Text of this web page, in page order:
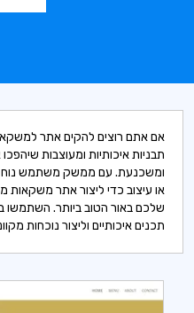
תבניות איכותיות ומעוצבות
ומשכנעת. עם ממשק משתמש נוח
או עיצוב כדי ליצור אתר
שלכם באור הטוב ביותר. השתמשו
תכנים איכותיים וליצור נוכחות